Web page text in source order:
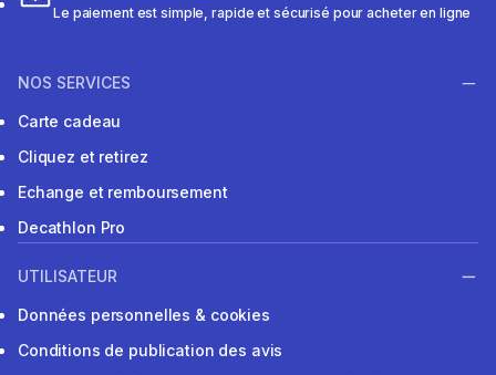
Le paiement est simple, rapide et sécurisé pour acheter en ligne
NOS SERVICES
Carte cadeau
Cliquez et retirez
Echange et remboursement
Decathlon Pro
UTILISATEUR
Données personnelles & cookies
Conditions de publication des avis